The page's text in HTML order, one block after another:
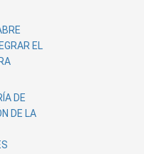
EL
DE
DE LA